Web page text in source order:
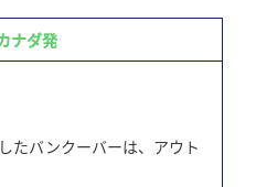
ナダ発
たバンクーバーは、アウト